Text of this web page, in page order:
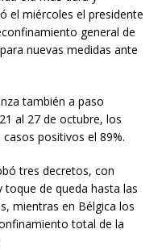
el miércoles el presidente
general de
nuevas medidas ante
también a paso
al 27 de octubre, los
positivos el 89%.
tres decretos, con
toque de queda hasta las
mientras en Bélgica los
total de la